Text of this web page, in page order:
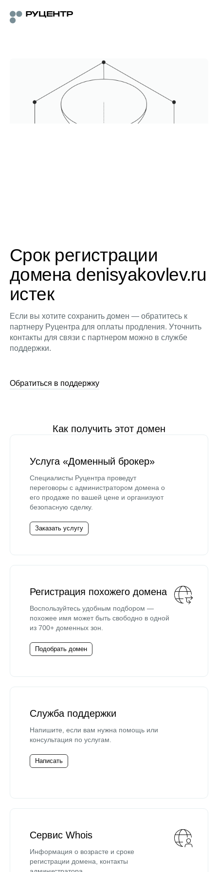
Срок регистрации
домена denisyakovlev.ru
истек
Если вы хотите сохранить домен — обратитесь к
партнеру Руцентра для оплаты продления. Уточнить
контакты для связи с партнером можно в службе
поддержки.
Обратиться в поддержку
Как получить этот домен
Услуга «Доменный брокер»
Специалисты Руцентра проведут
переговоры с администратором домена о
его продаже по вашей цене и организуют
безопасную сделку.
Заказать услугу
Регистрация похожего домена
Воспользуйтесь удобным подбором —
похожее имя может быть свободно в одной
из 700+ доменных зон.
Подобрать домен
Служба поддержки
Напишите, если вам нужна помощь или
консультация по услугам.
Написать
Сервис Whois
Информация о возрасте и сроке
регистрации домена, контакты